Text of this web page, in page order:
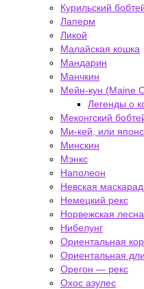
Курильский
Лаперм
Ликой
Малайская кошка
Мандарин
Манчкин
Мейн-кун (Maine
Легенды о
Меконгский
Ми-кей, или
Минскин
Мэнкс
Наполеон
Невская
Немецкий рекс
Норвежская
Нибелунг
Ориентальная
Ориентальная
Орегон — рекс
Охос азулес